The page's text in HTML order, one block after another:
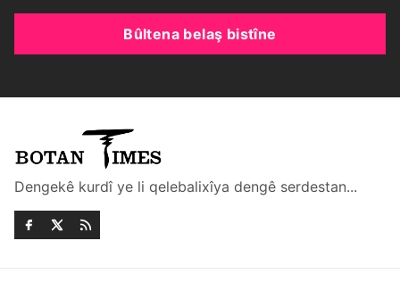
Bûltena belaş bistîne
Dengekê kurdî ye li qelebalixîya dengê serdestan...